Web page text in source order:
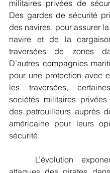
militaires privées de
Des gardes de sécurité
des navires, pour assurer
navire et de la
traversées de zones
D’autres compagnies
pour une protection avec
les traversées,
sociétés militaires
des patrouilleurs auprès
américaine pour leurs
sécurité.